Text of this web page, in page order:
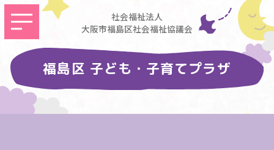
社会福祉法人
大阪市福島区社会福祉協議会
福島区 子ども・子育てプラザ